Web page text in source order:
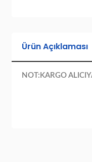
Ürün Açıklaması
NOT:KARGO